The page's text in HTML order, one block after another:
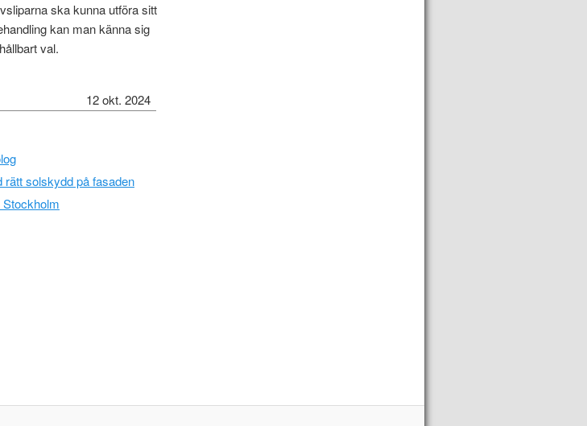
ska kunna utföra sitt
kan man känna sig
val.
12 okt. 2024
solskydd på fasaden